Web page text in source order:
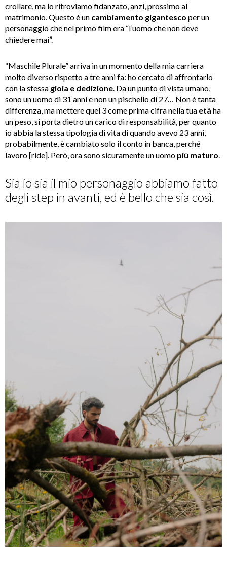
crollare, ma lo ritroviamo fidanzato, anzi, prossimo al
matrimonio. Questo è un cambiamento gigantesco per un
personaggio che nel primo film era “l’uomo che non deve
chiedere mai”.
“Maschile Plurale” arriva in un momento della mia carriera
molto diverso rispetto a tre anni fa: ho cercato di affrontarlo
con la stessa gioia e dedizione . Da un punto di vista umano,
sono un uomo di 31 anni e non un pischello di 27… Non è tanta
differenza, ma mettere quel 3 come prima cifra nella tua età ha
un peso, si porta dietro un carico di responsabilità, per quanto
io abbia la stessa tipologia di vita di quando avevo 23 anni,
probabilmente, è cambiato solo il conto in banca, perché
lavoro [ride]. Però, ora sono sicuramente un uomo più maturo
Sia io sia il mio personaggio abbiamo fatto
degli step in avanti, ed è bello che sia così.